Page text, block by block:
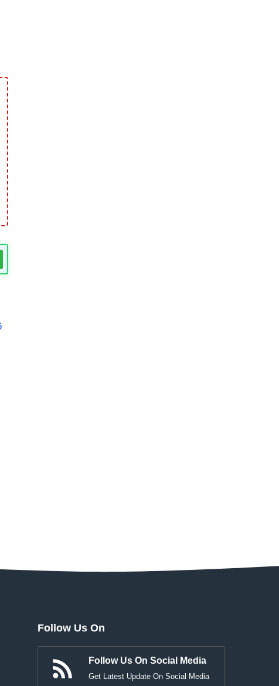
Follow Us On
Follow Us On Social Media
Get Latest Update On Social Media